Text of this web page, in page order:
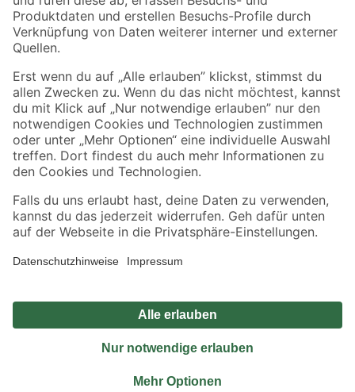
Sicher einkaufen
Jetzt die toom-App herunterladen
Alle Preisangaben in EUR inkl. gesetzl. MwSt.. Die dargestellten Angebote sind unter
Umständen nicht in allen Märkten verfügbar. Die angegebenen Verfügbarkeiten beziehen
Produkte nur solange der Vorrat reicht.
*Paketversand ab 59 € versandkostenfrei, gilt nicht für Artikel mit Speditionsversand, hier
Privatsphäre Impressum
Nutzungsbedingungen
Widerrufsrecht
Vertrag widerrufen
© 2026 toom Baumarkt GmbH